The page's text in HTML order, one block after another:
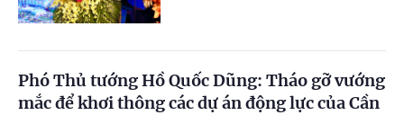
Phó Thủ tướng Hồ Quốc Dũng: Tháo gỡ vướng
mắc để khơi thông các dự án động lực của Cần